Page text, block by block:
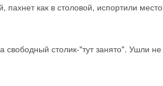
как в столовой, испортили
столик-"тут занято". Ушли не
бронирование!